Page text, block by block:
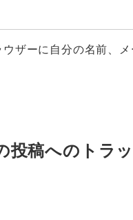
ザーに自分の名前、
投稿へのトラ